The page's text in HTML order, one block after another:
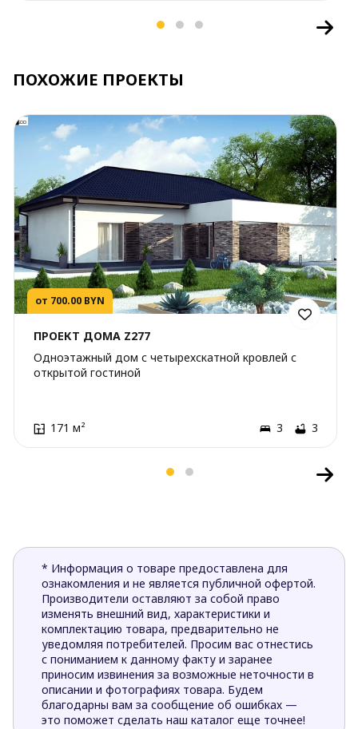
ПОХОЖИЕ ПРОЕКТЫ
от 700.00 BYN
ПРОЕКТ ДОМА Z277
Одноэтажный дом с четырехскатной кровлей с
открытой гостиной
171 м² 3 3
* Информация о товаре предоставлена для
ознакомления и не является публичной офертой.
Производители оставляют за собой право
изменять внешний вид, характеристики и
комплектацию товара, предварительно не
уведомляя потребителей. Просим вас отнестись
с пониманием к данному факту и заранее
приносим извинения за возможные неточности в
описании и фотографиях товара. Будем
благодарны вам за сообщение об ошибках —
это поможет сделать наш каталог еще точнее!